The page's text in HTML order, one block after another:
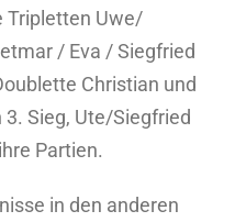
Tripletten Uwe/
/ Eva / Siegfried
Christian und
Sieg, Ute/Siegfried
Partien.
in den anderen